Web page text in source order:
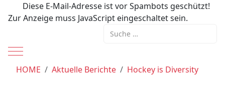
Diese E-Mail-Adresse ist vor Spambots geschützt!
Zur Anzeige muss JavaScript eingeschaltet sein.
Suchen
Mobile Menu Toggle
HOME
Aktuelle Berichte Hockey is Diversity